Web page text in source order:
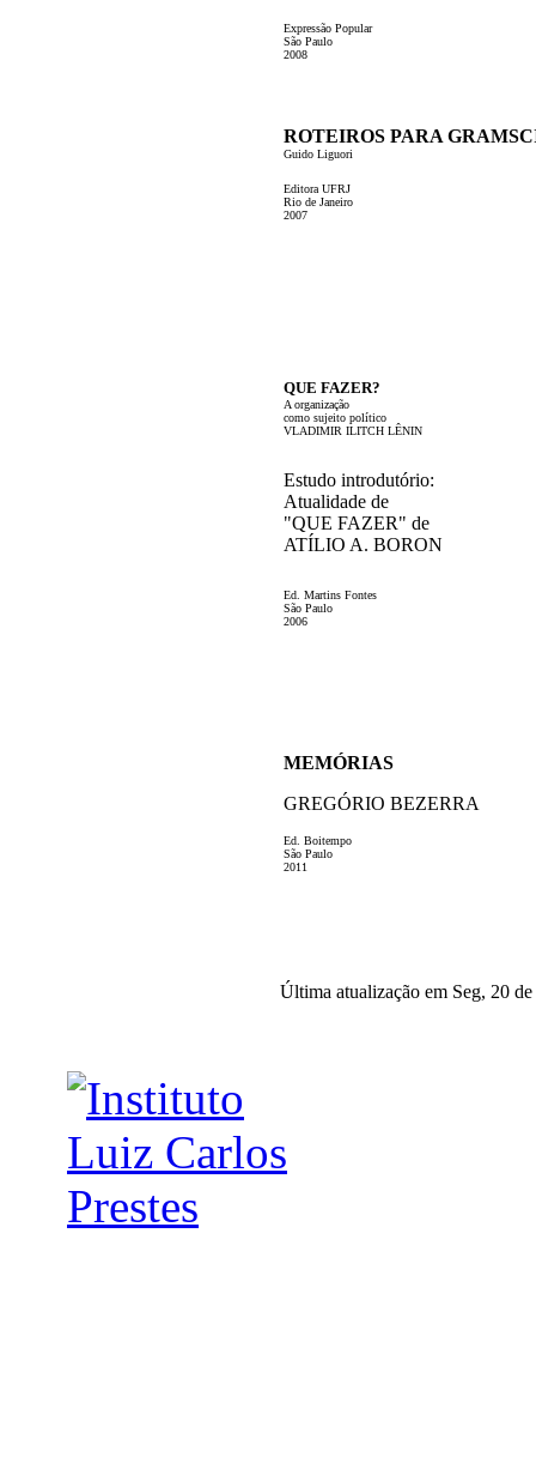
Expressão Popular
São Paulo
2008
ROTEIROS PARA
Guido Liguori
Editora UFRJ
Rio de Janeiro
2007
QUE FAZER?
A organização
como sujeito político
VLADIMIR ILITCH LÊNIN
Estudo introdutório:
Atualidade de
"QUE FAZER" de
ATÍLIO A. BORON
Ed. Martins Fontes
São Paulo
2006
MEMÓRIAS
GREGÓRIO BEZERRA
Ed. Boitempo
São Paulo
2011
Última atualização em Seg, 20